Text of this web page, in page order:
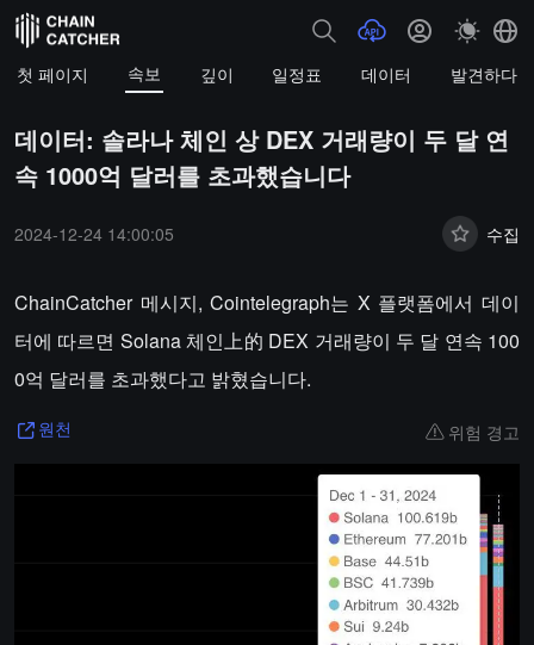
첫 페이지 속보 깊이 일정표 데이터 발견하다
데이터: 솔라나 체인 상 DEX 거래량이 두 달 연
속 1000억 달러를 초과했습니다
2024-12-24 14:00:05 수집
ChainCatcher 메시지, Cointelegraph는 X 플랫폼에서 데이
터에 따르면 Solana 체인上的 DEX 거래량이 두 달 연속 100
0억 달러를 초과했다고 밝혔습니다.
원천 위험 경고